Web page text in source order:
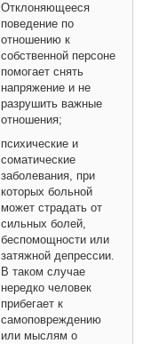
Отклоняющееся
поведение по
отношению к
собственной персоне
помогает снять
напряжение и не
разрушить важные
отношения;
психические и
соматические
заболевания, при
которых больной
может страдать от
сильных болей,
беспомощности или
затяжной депрессии.
В таком случае
нередко человек
прибегает к
самоповреждению
или мыслям о